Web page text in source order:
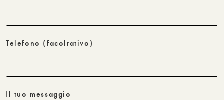
Telefono (facoltativo)
Il tuo messaggio